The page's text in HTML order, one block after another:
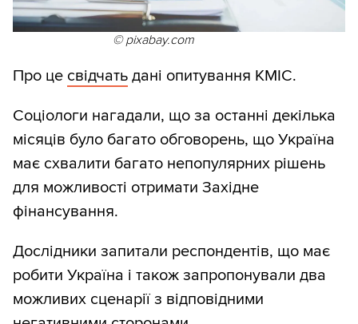
© pixabay.com
Про це свідчать дані опитування КМІС.
Соціологи нагадали, що за останні декілька
місяців було багато обговорень, що Україна
має схвалити багато непопулярних рішень
для можливості отримати Західне
фінансування.
Дослідники запитали респондентів, що має
робити Україна і також запропонували два
можливих сценарії з відповідними